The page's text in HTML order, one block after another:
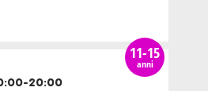
11-15
anni
20:00